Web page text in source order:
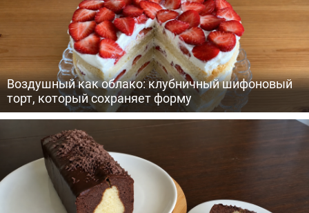
Воздушный как облако: клубничный шифоновый
торт, который сохраняет форму